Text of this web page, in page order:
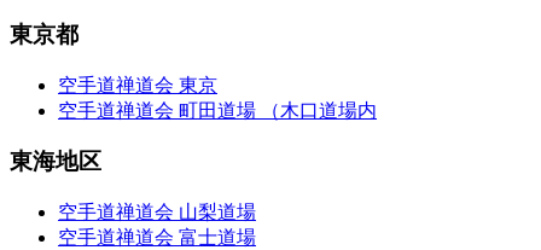
東京都
空手道禅道会 東京
空手道禅道会 町田道場 （木口道場内
東海地区
空手道禅道会 山梨道場
空手道禅道会 富士道場